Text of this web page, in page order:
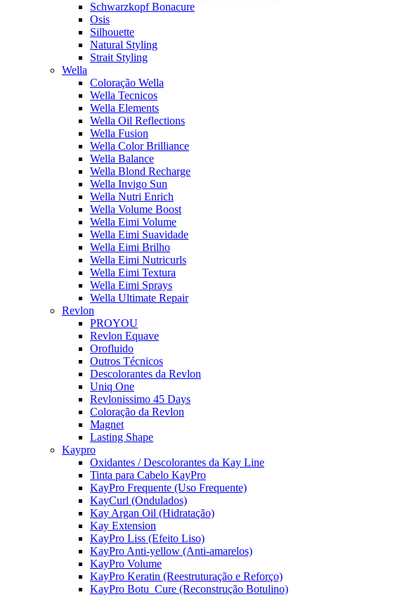
Schwarzkopf Bonacure
Osis
Silhouette
Natural Styling
Strait Styling
Wella
Coloração Wella
Wella Tecnicos
Wella Elements
Wella Oil Reflections
Wella Fusion
Wella Color Brilliance
Wella Balance
Wella Blond Recharge
Wella Invigo Sun
Wella Nutri Enrich
Wella Volume Boost
Wella Eimi Volume
Wella Eimi Suavidade
Wella Eimi Brilho
Wella Eimi Nutricurls
Wella Eimi Textura
Wella Eimi Sprays
Wella Ultimate Repair
Revlon
PROYOU
Revlon Equave
Orofluido
Outros Técnicos
Descolorantes da Revlon
Uniq One
Revlonissimo 45 Days
Coloração da Revlon
Magnet
Lasting Shape
Kaypro
Oxidantes / Descolorantes da Kay Line
Tinta para Cabelo KayPro
KayPro Frequente (Uso Frequente)
KayCurl (Ondulados)
Kay Argan Oil (Hidratação)
Kay Extension
KayPro Liss (Efeito Liso)
KayPro Anti-yellow (Anti-amarelos)
KayPro Volume
KayPro Keratin (Reestruturação e Reforço)
KayPro Botu_Cure (Reconstrução Botulino)